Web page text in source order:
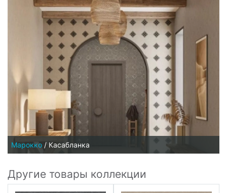
Марокко / Касабланка
Другие товары коллекции